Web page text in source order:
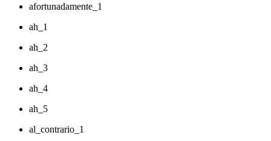
afortunadamente_1
ah_1
ah_2
ah_3
ah_4
ah_5
al_contrario_1